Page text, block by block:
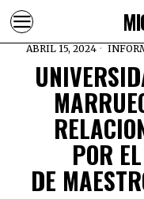
ABRIL 15, 2024
POR
DE